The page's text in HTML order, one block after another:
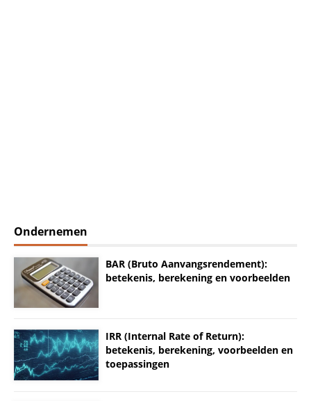
Ondernemen
BAR (Bruto Aanvangsrendement):
betekenis, berekening en voorbeelden
IRR (Internal Rate of Return):
betekenis, berekening, voorbeelden en
toepassingen